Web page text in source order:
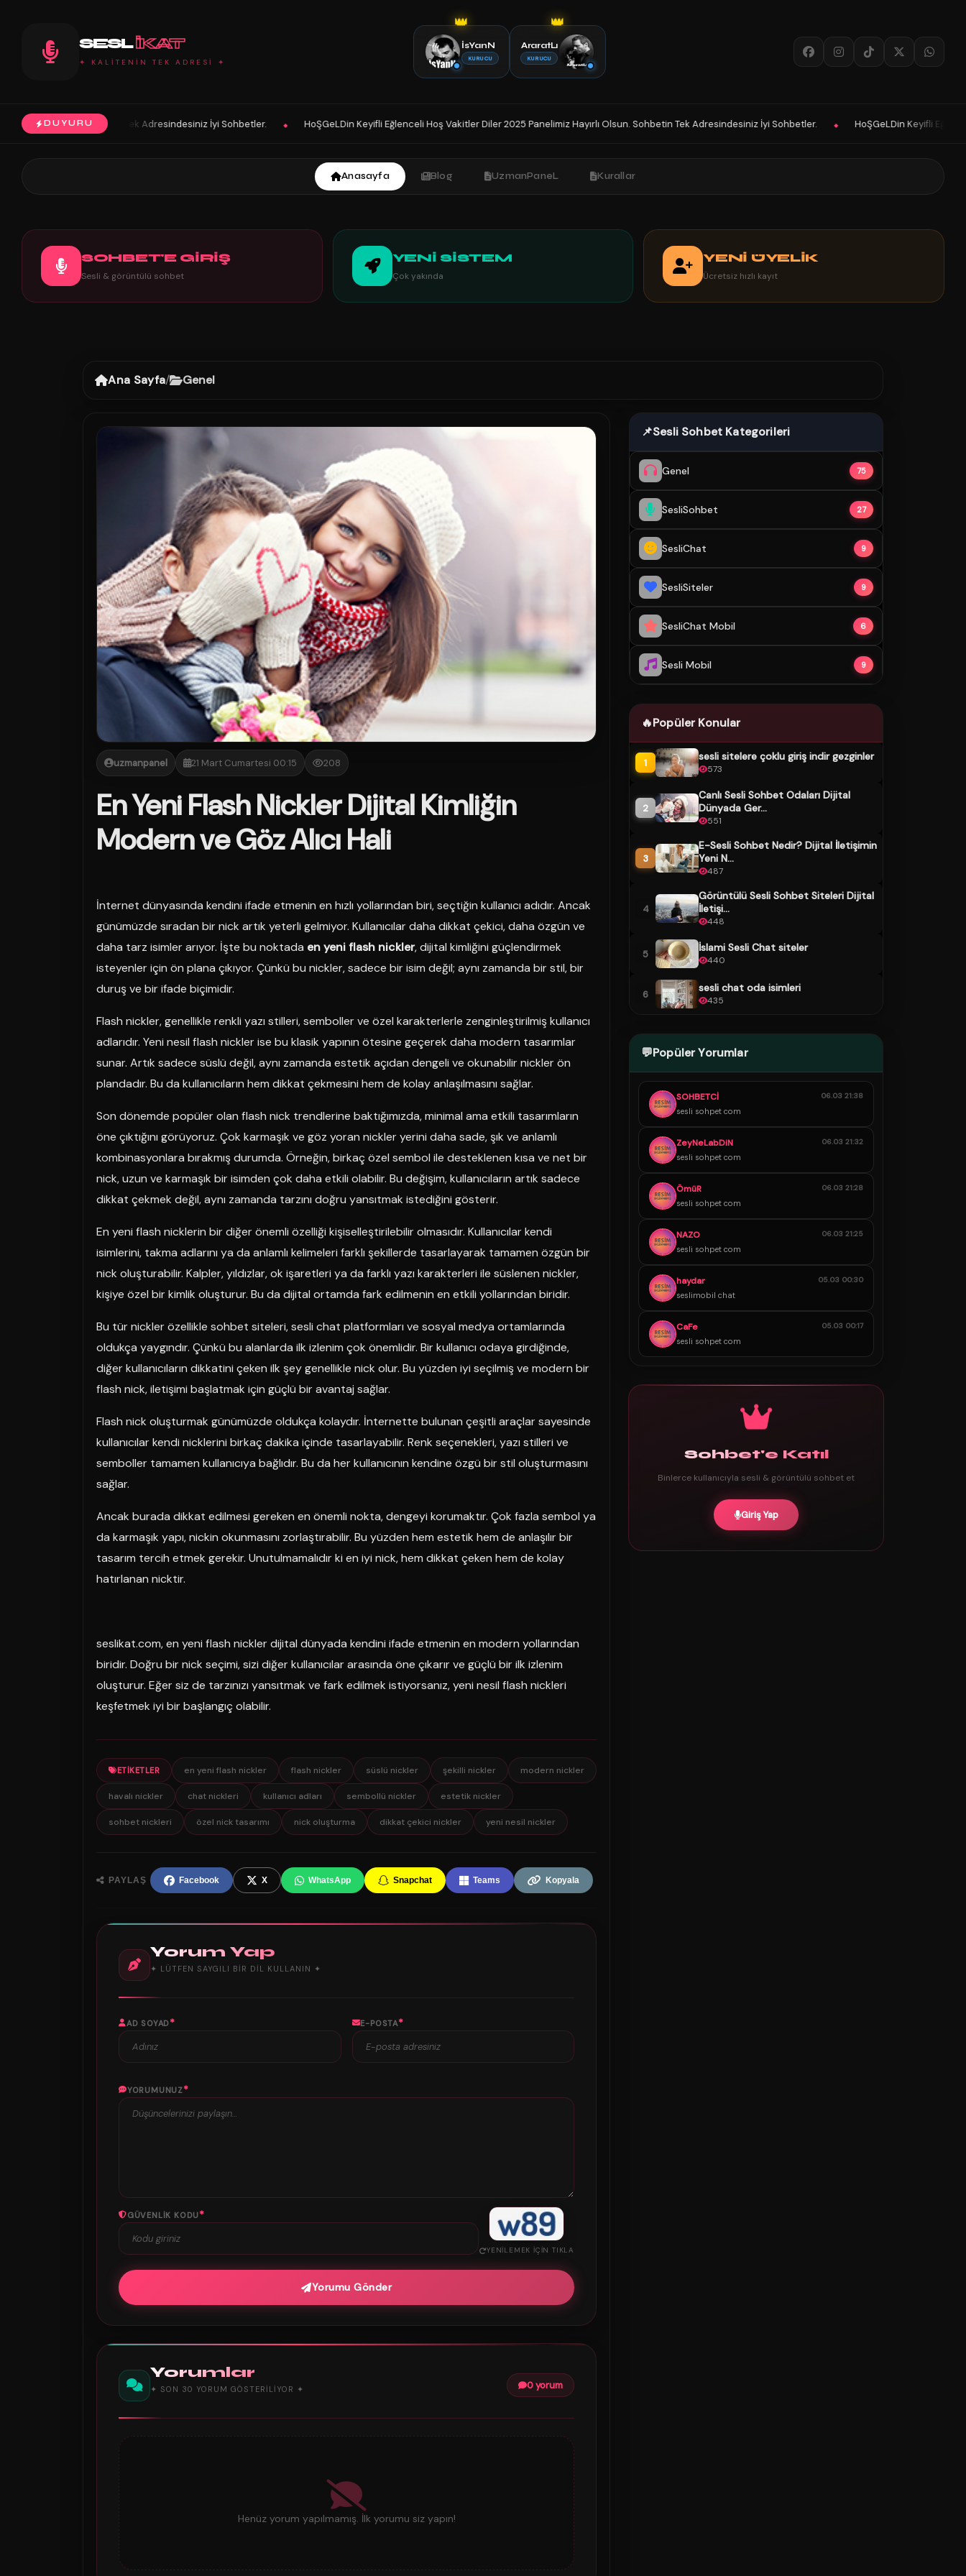
SESL IKAT
✦ KALİTENİN TEK ADRESİ ✦
👑
İsYanN
KURUCU
👑
AraratLı
KURUCU
DUYURU
Tek Adresindesiniz İyi Sohbetler. ◆ HoŞGeLDin Keyifli Eğlenceli Hoş Vakitler Diler 2025 Panelimiz Hayırlı Olsun. Sohbetin Tek Adresindesiniz İyi Sohbetler. ◆ HoŞGeLDin Keyifli Eğlenceli Hoş Vakitler Diler 2025
Anasayfa Blog UzmanPaneL Kurallar
SOHBET'E GİRİŞ
Sesli & görüntülü sohbet
YENİ SİSTEM
Çok yakında
YENİ ÜYELİK
Ücretsiz hızlı kayıt
Ana Sayfa/ Genel
uzmanpanel 21 Mart Cumartesi 00:15 208
En Yeni Flash Nickler Dijital Kimliğin
Modern ve Göz Alıcı Hali
İnternet dünyasında kendini ifade etmenin en hızlı yollarından biri, seçtiğin kullanıcı adıdır. Ancak
günümüzde sıradan bir nick artık yeterli gelmiyor. Kullanıcılar daha dikkat çekici, daha özgün ve
daha tarz isimler arıyor. İşte bu noktada en yeni flash nickler, dijital kimliğini güçlendirmek
isteyenler için ön plana çıkıyor. Çünkü bu nickler, sadece bir isim değil; aynı zamanda bir stil, bir
duruş ve bir ifade biçimidir.
Flash nickler, genellikle renkli yazı stilleri, semboller ve özel karakterlerle zenginleştirilmiş kullanıcı
adlarıdır. Yeni nesil flash nickler ise bu klasik yapının ötesine geçerek daha modern tasarımlar
sunar. Artık sadece süslü değil, aynı zamanda estetik açıdan dengeli ve okunabilir nickler ön
plandadır. Bu da kullanıcıların hem dikkat çekmesini hem de kolay anlaşılmasını sağlar.
Son dönemde popüler olan flash nick trendlerine baktığımızda, minimal ama etkili tasarımların
öne çıktığını görüyoruz. Çok karmaşık ve göz yoran nickler yerini daha sade, şık ve anlamlı
kombinasyonlara bırakmış durumda. Örneğin, birkaç özel sembol ile desteklenen kısa ve net bir
nick, uzun ve karmaşık bir isimden çok daha etkili olabilir. Bu değişim, kullanıcıların artık sadece
dikkat çekmek değil, aynı zamanda tarzını doğru yansıtmak istediğini gösterir.
En yeni flash nicklerin bir diğer önemli özelliği kişiselleştirilebilir olmasıdır. Kullanıcılar kendi
isimlerini, takma adlarını ya da anlamlı kelimeleri farklı şekillerde tasarlayarak tamamen özgün bir
nick oluşturabilir. Kalpler, yıldızlar, ok işaretleri ya da farklı yazı karakterleri ile süslenen nickler,
kişiye özel bir kimlik oluşturur. Bu da dijital ortamda fark edilmenin en etkili yollarından biridir.
Bu tür nickler özellikle sohbet siteleri, sesli chat platformları ve sosyal medya ortamlarında
oldukça yaygındır. Çünkü bu alanlarda ilk izlenim çok önemlidir. Bir kullanıcı odaya girdiğinde,
diğer kullanıcıların dikkatini çeken ilk şey genellikle nick olur. Bu yüzden iyi seçilmiş ve modern bir
flash nick, iletişimi başlatmak için güçlü bir avantaj sağlar.
Flash nick oluşturmak günümüzde oldukça kolaydır. İnternette bulunan çeşitli araçlar sayesinde
kullanıcılar kendi nicklerini birkaç dakika içinde tasarlayabilir. Renk seçenekleri, yazı stilleri ve
semboller tamamen kullanıcıya bağlıdır. Bu da her kullanıcının kendine özgü bir stil oluşturmasını
sağlar.
Ancak burada dikkat edilmesi gereken en önemli nokta, dengeyi korumaktır. Çok fazla sembol ya
da karmaşık yapı, nickin okunmasını zorlaştırabilir. Bu yüzden hem estetik hem de anlaşılır bir
tasarım tercih etmek gerekir. Unutulmamalıdır ki en iyi nick, hem dikkat çeken hem de kolay
hatırlanan nicktir.
seslikat.com, en yeni flash nickler dijital dünyada kendini ifade etmenin en modern yollarından
biridir. Doğru bir nick seçimi, sizi diğer kullanıcılar arasında öne çıkarır ve güçlü bir ilk izlenim
oluşturur. Eğer siz de tarzınızı yansıtmak ve fark edilmek istiyorsanız, yeni nesil flash nickleri
keşfetmek iyi bir başlangıç olabilir.
ETIKETLER en yeni flash nickler flash nickler süslü nickler şekilli nickler modern nickler
havalı nickler chat nickleri kullanıcı adları sembollü nickler estetik nickler
sohbet nickleri özel nick tasarımı nick oluşturma dikkat çekici nickler yeni nesil nickler
PAYLAŞ Facebook X WhatsApp Snapchat Teams Kopyala
Yorum Yap
✦ LÜTFEN SAYGILI BIR DIL KULLANIN ✦
AD SOYAD* E-POSTA*
YORUMUNUZ*
GÜVENLIK KODU*
YENILEMEK IÇIN TIKLA
Yorumu Gönder
Yorumlar
✦ SON 30 YORUM GÖSTERILIYOR ✦ 0 yorum
Henüz yorum yapılmamış. İlk yorumu siz yapın!
📌Sesli Sohbet Kategorileri
Genel 75
SesliSohbet 27
SesliChat 9
SesliSiteler 9
SesliChat Mobil 6
Sesli Mobil 9
🔥Popüler Konular
1 sesli sitelere çoklu giriş indir gezginler
573
2
Canlı Sesli Sohbet Odaları Dijital
Dünyada Ger...
551
3
E-Sesli Sohbet Nedir? Dijital İletişimin
Yeni N...
487
4
Görüntülü Sesli Sohbet Siteleri Dijital
İletişi...
448
5 İslami Sesli Chat siteler
440
6 sesli chat oda isimleri
435
💬Popüler Yorumlar
SOHBETCİ
sesli sohpet com
06.03 21:38
ZeyNeLabDiN
sesli sohpet com
06.03 21:32
ÖmüR
sesli sohpet com
06.03 21:28
NAZO
sesli sohpet com
06.03 21:25
haydar
seslimobil chat
05.03 00:30
CaFe
sesli sohpet com
05.03 00:17
Sohbet'e Katıl
Binlerce kullanıcıyla sesli & görüntülü sohbet et
Giriş Yap